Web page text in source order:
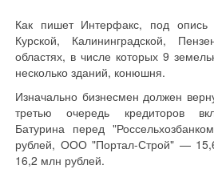
Как пишет Интерфакс, под
Курской, Калининградской,
областях, в числе которых 9
несколько зданий, конюшня.
Изначально бизнесмен должен
третью очередь кредиторов
Батурина перед
рублей, ООО "Портал-Строй" —
16,2 млн рублей.